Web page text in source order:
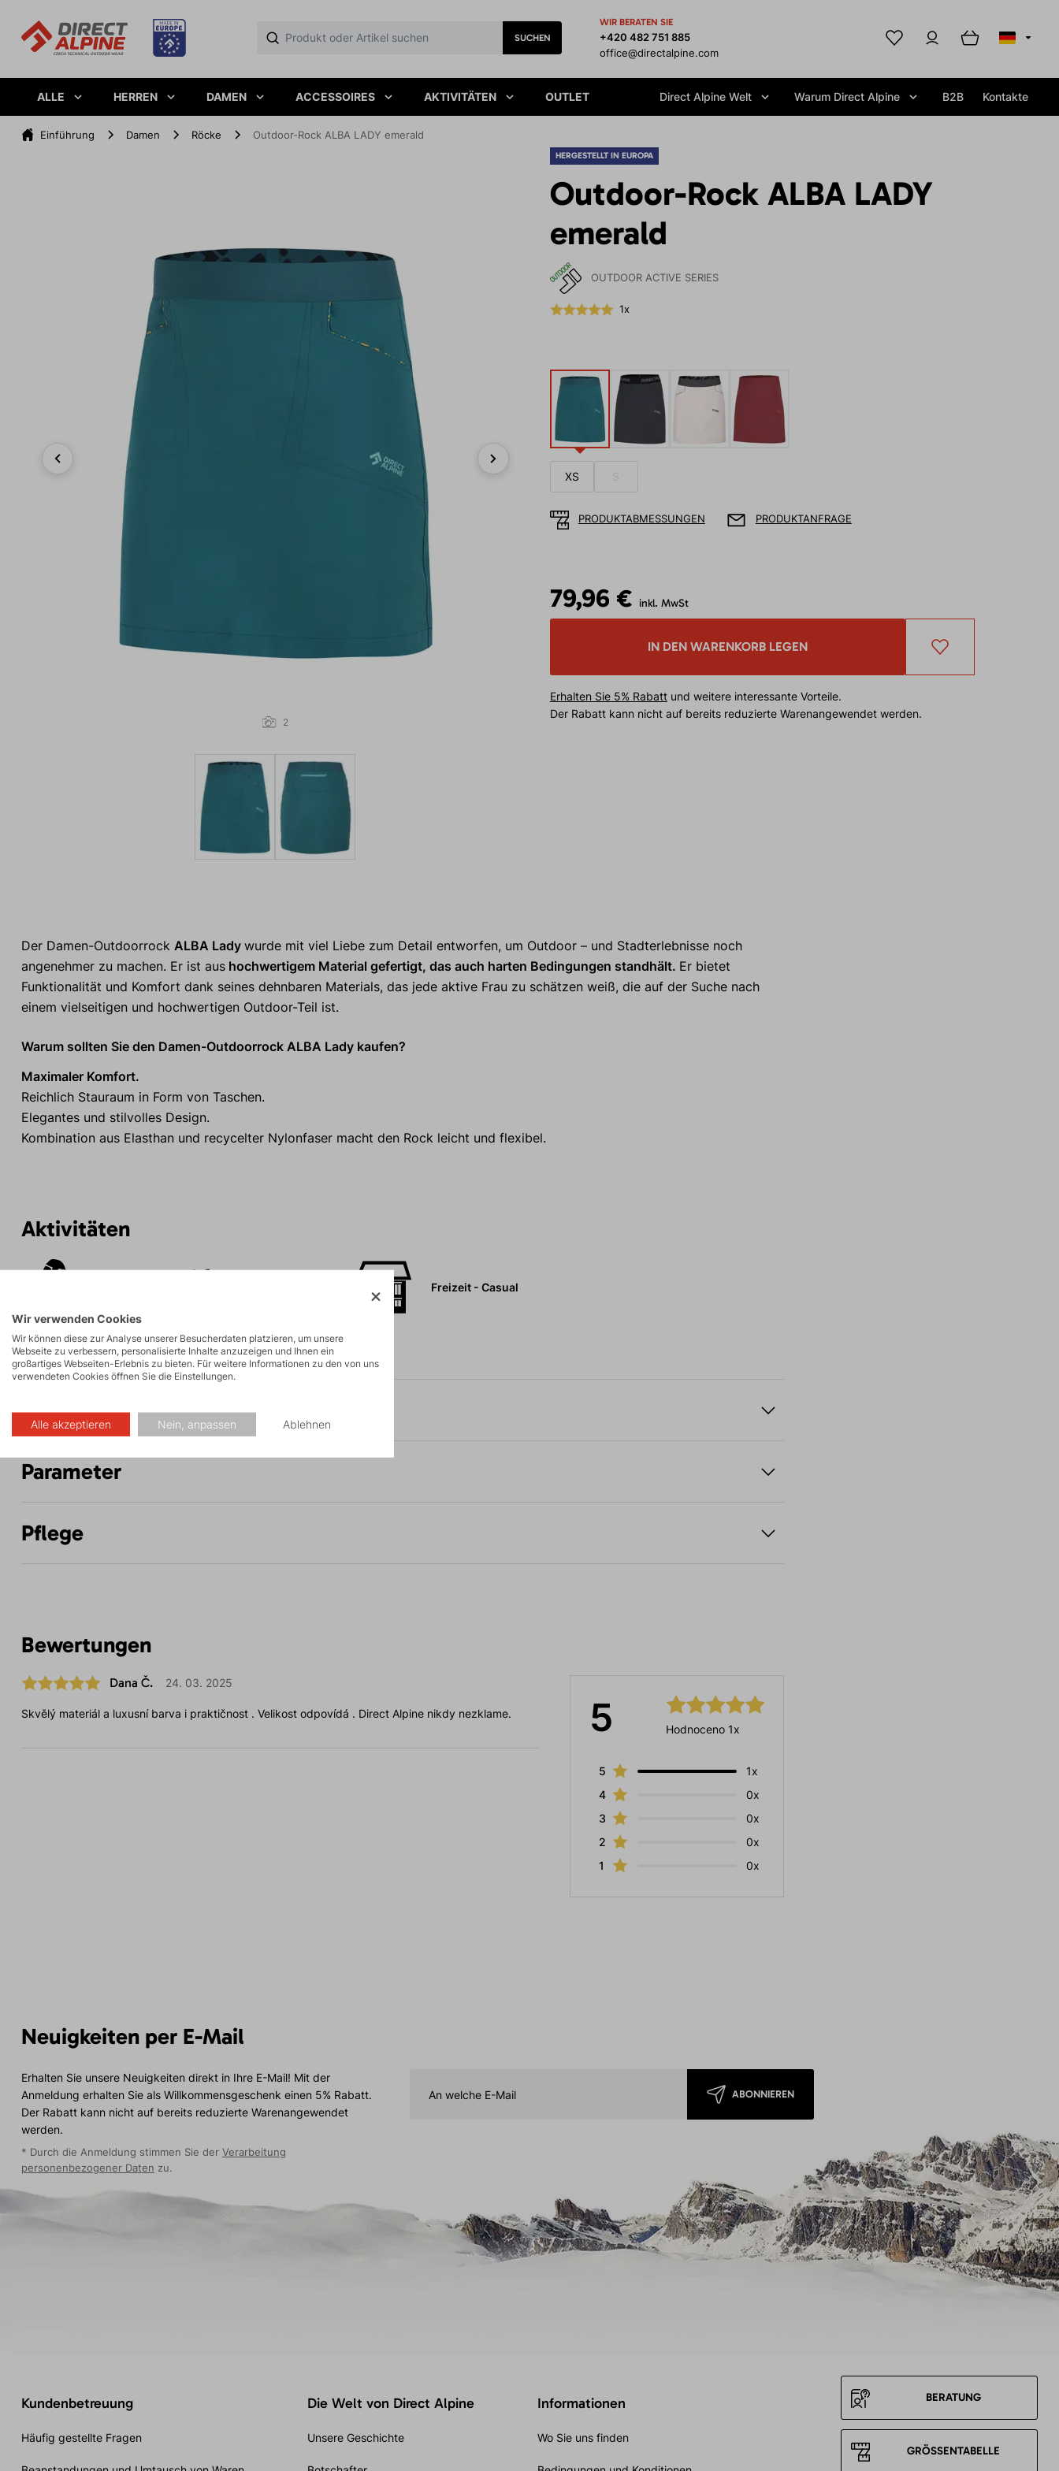
SUCHEN
WIR BERATEN SIE
+420 482 751 885
office@directalpine.com
ALLE HERREN DAMEN ACCESSOIRES AKTIVITÄTEN OUTLET Direct Alpine Welt Warum Direct Alpine B2B Kontakte
Einführung Damen Röcke Outdoor-Rock ALBA LADY emerald
HERGESTELLT IN EUROPA
Outdoor-Rock ALBA LADY
emerald
OUTDOOR ACTIVE SERIES
1x
2
XS S
PRODUKTABMESSUNGEN PRODUKTANFRAGE
79,96 € inkl. MwSt
IN DEN WARENKORB LEGEN
Erhalten Sie 5% Rabattund weitere interessante Vorteile.
Der Rabatt kann nicht auf bereits reduzierte Warenangewendet werden.
Der Damen-Outdoorrock ALBA Lady wurde mit viel Liebe zum Detail entworfen, um Outdoor – und Stadterlebnisse noch
angenehmer zu machen. Er ist aushochwertigem Material gefertigt, das auch harten Bedingungen standhält. Er bietet
Funktionalität und Komfort dank seines dehnbaren Materials, das jede aktive Frau zu schätzen weiß, die auf der Suche nach
einem vielseitigen und hochwertigen Outdoor-Teil ist.
Warum sollten Sie den Damen-Outdoorrock ALBA Lady kaufen?
Maximaler Komfort.
Reichlich Stauraum in Form von Taschen.
Elegantes und stilvolles Design.
Kombination aus Elasthan und recycelter Nylonfaser macht den Rock leicht und flexibel.
Aktivitäten
Freizeit - Casual
Beschreibung
Parameter
Pflege
Bewertungen
5 Hodnoceno 1x
5
1x
4
0x
3
0x
2
0x
1
0x
Dana Č. 24. 03. 2025
Skvělý materiál a luxusní barva i praktičnost . Velikost odpovídá . Direct Alpine nikdy nezklame.
Neuigkeiten per E-Mail
Erhalten Sie unsere Neuigkeiten direkt in Ihre E-Mail! Mit der
Anmeldung erhalten Sie als Willkommensgeschenk einen 5% Rabatt.
Der Rabatt kann nicht auf bereits reduzierte Warenangewendet
werden.
* Durch die Anmeldung stimmen Sie der Verarbeitung
personenbezogener Daten zu.
ABONNIEREN
Kundenbetreuung
Häufig gestellte Fragen
Die Welt von Direct Alpine
Unsere Geschichte
Informationen
Wo Sie uns finden
BERATUNG
GRÖSSENTABELLE
Wir verwenden Cookies
Wir können diese zur Analyse unserer Besucherdaten platzieren, um unsere
Webseite zu verbessern, personalisierte Inhalte anzuzeigen und Ihnen ein
großartiges Webseiten-Erlebnis zu bieten. Für weitere Informationen zu den von uns
verwendeten Cookies öffnen Sie die Einstellungen.
Alle akzeptieren Nein, anpassen Ablehnen